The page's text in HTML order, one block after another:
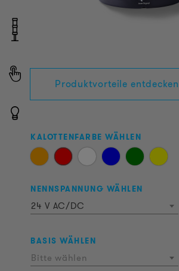
Produktvorteile entdecken
KALOTTENFARBE WÄHLEN
NENNSPANNUNG WÄHLEN
24 V AC/DC
BASIS WÄHLEN
Bitte wählen